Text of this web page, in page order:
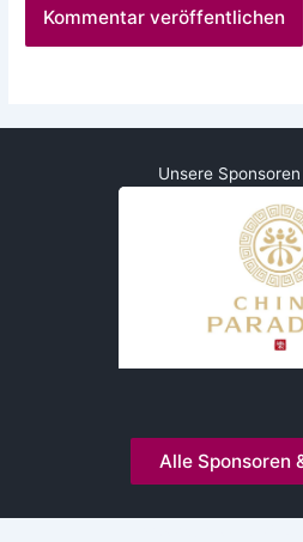
Unsere
Alle Sponsoren